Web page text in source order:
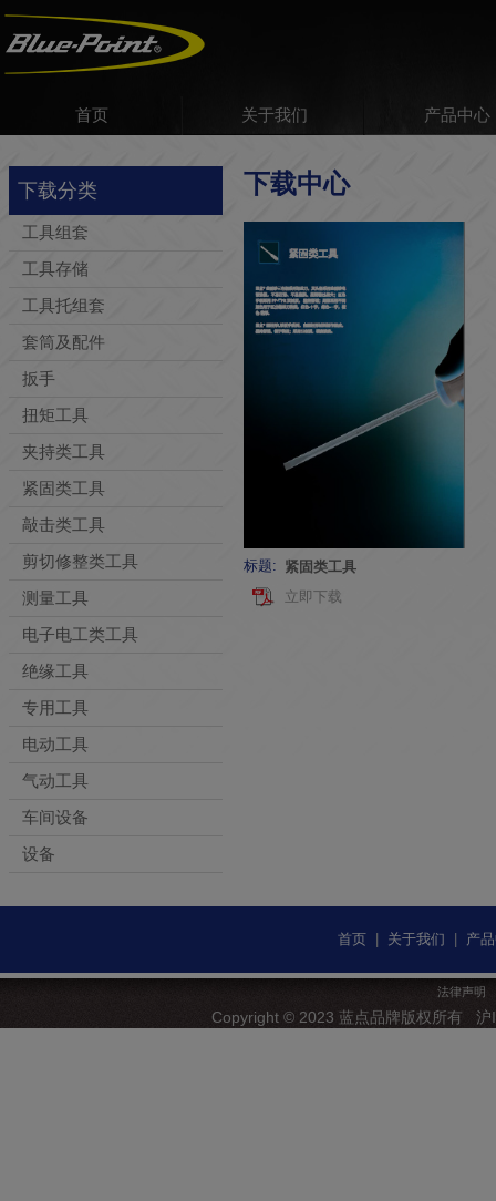
首页 关于我们 产品中心
下载分类
工具组套
工具存储
工具托组套
套筒及配件
扳手
扭矩工具
夹持类工具
紧固类工具
敲击类工具
剪切修整类工具
测量工具
电子电工类工具
绝缘工具
专用工具
电动工具
气动工具
车间设备
设备
下载中心
标题: 紧固类工具
立即下载
首页| 关于我们 产
法律声明
Copyright © 2023 蓝点品牌版权所有 沪